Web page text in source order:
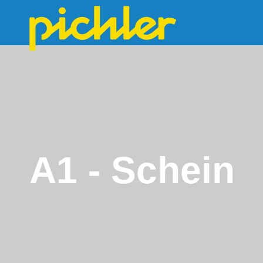
A1 - Schein